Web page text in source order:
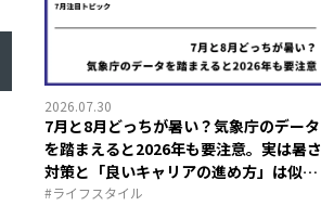
2026.07.30
7月と8月どっちが暑い？気象庁のデータ
を踏まえると2026年も要注意。実は暑さ
対策と「良いキャリアの進め方」は似て
いる？
#ライフスタイル